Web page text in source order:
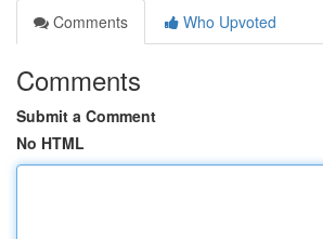
Comments
Who Upvoted
Comments
Submit a Comment
No HTML